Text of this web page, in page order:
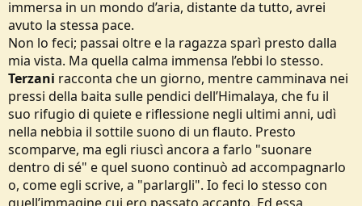
immersa in un mondo d’aria, distante da tutto, avrei
avuto la stessa pace.
Non lo feci; passai oltre e la ragazza sparì presto dalla
mia vista. Ma quella calma immensa l’ebbi lo stesso.
Terzani racconta che un giorno, mentre camminava nei
pressi della baita sulle pendici dell’Himalaya, che fu il
suo rifugio di quiete e riflessione negli ultimi anni, udì
nella nebbia il sottile suono di un flauto. Presto
scomparve, ma egli riuscì ancora a farlo "suonare
dentro di sé" e quel suono continuò ad accompagnarlo
o, come egli scrive, a "parlargli". Io feci lo stesso con